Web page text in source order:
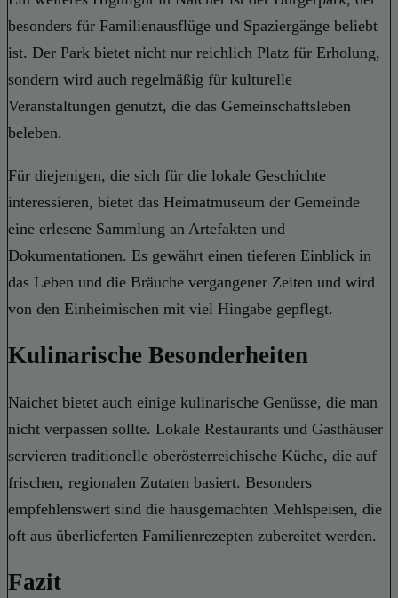
besonders für Familienausflüge und Spaziergänge beliebt
ist. Der Park bietet nicht nur reichlich Platz für Erholung,
sondern wird auch regelmäßig für kulturelle
Veranstaltungen genutzt, die das Gemeinschaftsleben
beleben.
Für diejenigen, die sich für die lokale Geschichte
interessieren, bietet das Heimatmuseum der Gemeinde
eine erlesene Sammlung an Artefakten und
Dokumentationen. Es gewährt einen tieferen Einblick in
das Leben und die Bräuche vergangener Zeiten und wird
von den Einheimischen mit viel Hingabe gepflegt.
Kulinarische Besonderheiten
Naichet bietet auch einige kulinarische Genüsse, die man
nicht verpassen sollte. Lokale Restaurants und Gasthäuser
servieren traditionelle oberösterreichische Küche, die auf
frischen, regionalen Zutaten basiert. Besonders
empfehlenswert sind die hausgemachten Mehlspeisen, die
oft aus überlieferten Familienrezepten zubereitet werden.
Fazit